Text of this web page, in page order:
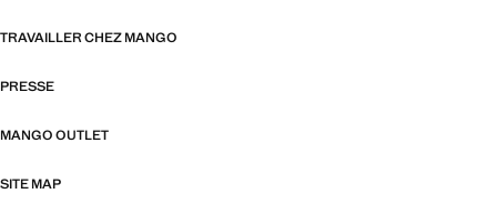
TRAVAILLER CHEZ MANGO
PRESSE
MANGO OUTLET
SITE MAP